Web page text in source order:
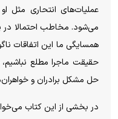
عملیات‌های انتحاری
می‌شود. مخاطب احتمالا در
همسایگی ما این اتفاقات
حقیقت ماجرا مطلع
حل مشکل برادران و
در بخشی از این کتاب